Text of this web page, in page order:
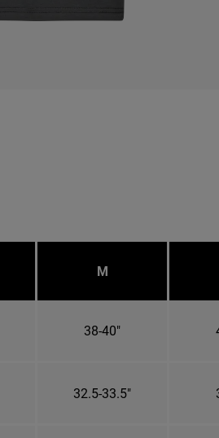
M
38-40"
32.5-33.5"